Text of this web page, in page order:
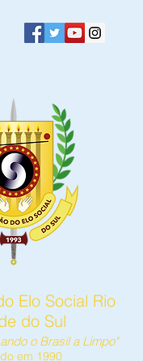
Elo Social Rio
do Sul
o Brasil a Limpo"
em 1990